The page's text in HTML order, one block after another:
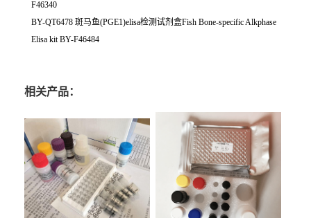
F46340
BY-QT6478 斑马鱼(PGE1)elisa检测试剂盒Fish Bone-specific Alkphase
Elisa kit BY-F46484
相关产品：